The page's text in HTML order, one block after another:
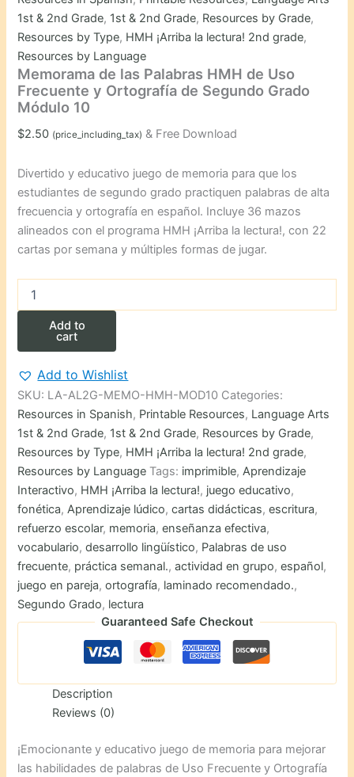
1st & 2nd Grade, 1st & 2nd Grade, Resources by Grade,
Resources by Type, HMH ¡Arriba la lectura! 2nd grade,
Resources by Language
Memorama de las Palabras HMH de Uso
Frecuente y Ortografía de Segundo Grado
Módulo 10
$2.50 (price_including_tax) & Free Download
Divertido y educativo juego de memoria para que los
estudiantes de segundo grado practiquen palabras de alta
frecuencia y ortografía en español. Incluye 36 mazos
alineados con el programa HMH ¡Arriba la lectura!, con 22
cartas por semana y múltiples formas de jugar.
las
Palabras
HMH
Uso
Frecuente
y
Ortografía
Segundo
Grado
Módulo
10
quantity
Add to
cart
Add to Wishlist
SKU: LA-AL2G-MEMO-HMH-MOD10 Categories:
Resources in Spanish, Printable Resources, Language Arts
1st & 2nd Grade, 1st & 2nd Grade, Resources by Grade,
Resources by Type, HMH ¡Arriba la lectura! 2nd grade,
Resources by Language Tags: imprimible,Aprendizaje
Interactivo, HMH ¡Arriba la lectura!, juego educativo,
fonética,Aprendizaje lúdico,cartas didácticas,escritura,
refuerzo escolar, memoria,enseñanza efectiva,
vocabulario,desarrollo lingüístico, Palabras de uso
frecuente, práctica semanal.,actividad en grupo,español,
juego en pareja,ortografía, laminado recomendado.,
Segundo Grado, lectura
Guaranteed Safe Checkout
Description
Reviews (0)
¡Emocionante y educativo juego de memoria para mejorar
las habilidades de palabras de Uso Frecuente y Ortografía